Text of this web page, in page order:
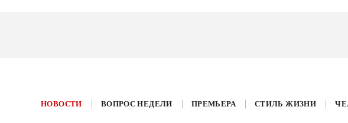
НОВОСТИ ВОПРОС НЕДЕЛИ ПРЕМЬЕРА СТИЛЬ ЖИЗНИ